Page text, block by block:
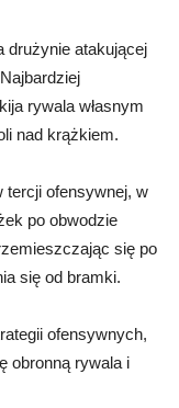
drużynie atakującej
rywala własnym
nad krążkiem.
tercji ofensywnej, w
po obwodzie
się po
się od bramki.
ofensywnych,
obronną rywala i